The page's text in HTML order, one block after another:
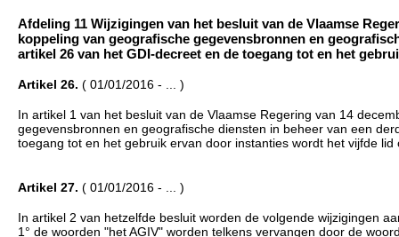
Afdeling 11 Wijzigingen van het besluit van de Vlaamse
koppeling van geografische gegevensbronnen en
artikel 26 van het GDI-decreet en de toegang tot en het
Artikel 26. ( 01/01/2016 - ... )
In artikel 1 van het besluit van de Vlaamse Regering van 14
gegevensbronnen en geografische diensten in beheer van een
toegang tot en het gebruik ervan door instanties wordt het vijfde lid
Artikel 27. ( 01/01/2016 - ... )
In artikel 2 van hetzelfde besluit worden de volgende wijzigingen
1° de woorden "het AGIV" worden telkens vervangen door de